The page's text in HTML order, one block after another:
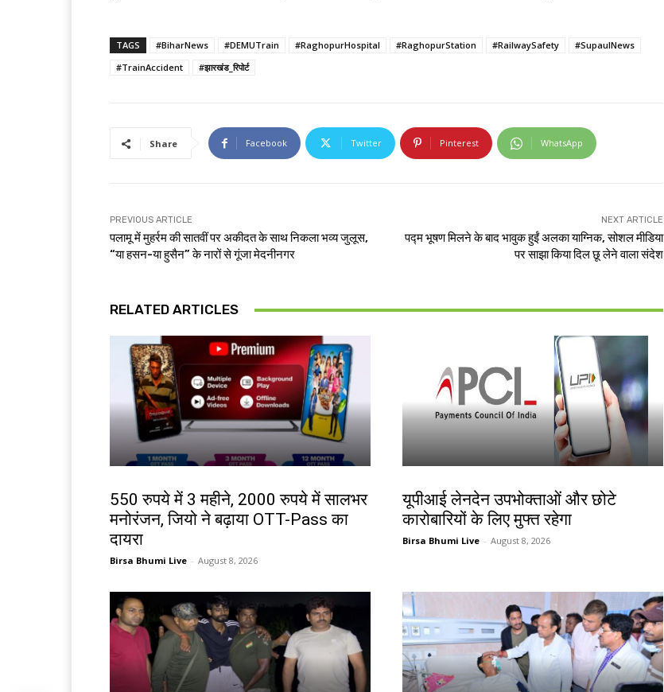
TAGS #BiharNews #DEMUTrain #RaghopurHospital #RaghopurStation #RailwaySafety
#SupaulNews
#TrainAccident
#झारखंड_रिपोर्ट
Share Facebook Twitter Pinterest WhatsApp
PREVIOUS ARTICLE
पलामू में मुहर्रम की सातवीं पर अकीदत के साथ निकला भव्य जुलूस,
“या हसन-या हुसैन” के नारों से गूंजा मेदनीनगर
NEXT ARTICLE
पद्म भूषण मिलने के बाद भावुक हुईं अलका याग्निक, सोशल मीडिया
पर साझा किया दिल छू लेने वाला संदेश
RELATED ARTICLES
550 रुपये में 3 महीने, 2000 रुपये में सालभर
मनोरंजन, जियो ने बढ़ाया OTT-Pass का
दायरा
Birsa Bhumi Live - August 8, 2026
यूपीआई लेनदेन उपभोक्ताओं और छोटे
कारोबारियों के लिए मुफ्त रहेगा
Birsa Bhumi Live - August 8, 2026